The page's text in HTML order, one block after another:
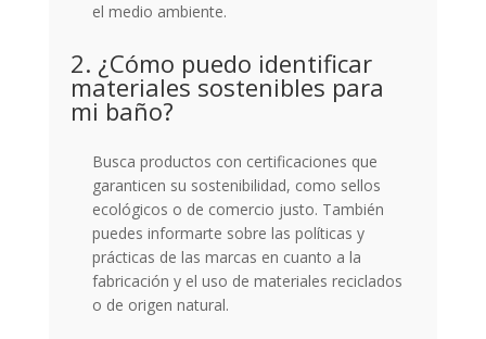
el medio ambiente.
2. ¿Cómo puedo identificar
materiales sostenibles para
mi baño?
Busca productos con certificaciones que
garanticen su sostenibilidad, como sellos
ecológicos o de comercio justo. También
puedes informarte sobre las políticas y
prácticas de las marcas en cuanto a la
fabricación y el uso de materiales reciclados
o de origen natural.